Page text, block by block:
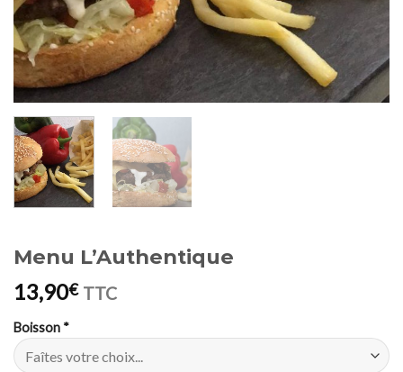
Menu L’Authentique
13,90€ TTC
Boisson *